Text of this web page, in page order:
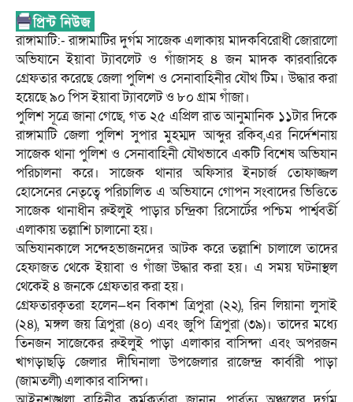
রাঙ্গামাটি:- রাঙ্গামাটির দুর্গম সাজেক এলাকায় মাদকবিরোধী জোরালো
অভিযানে ইয়াবা ট্যাবলেট ও গাঁজাসহ ৪ জন মাদক কারবারিকে
গ্রেফতার করেছে জেলা পুলিশ ও সেনাবাহিনীর যৌথ টিম। উদ্ধার করা
হয়েছে ৯০ পিস ইয়াবা ট্যাবলেট ও ৮০ গ্রাম গাঁজা।
পুলিশ সূত্রে জানা গেছে, গত ২৫ এপ্রিল রাত আনুমানিক ১১টার দিকে
রাঙ্গামাটি জেলা পুলিশ সুপার মুহম্মদ আব্দুর রকিব,এর নির্দেশনায়
সাজেক থানা পুলিশ ও সেনাবাহিনী যৌথভাবে একটি বিশেষ অভিযান
পরিচালনা করে। সাজেক থানার অফিসার ইনচার্জ তোফাজ্জল
হোসেনের নেতৃত্বে পরিচালিত এ অভিযানে গোপন সংবাদের ভিত্তিতে
সাজেক থানাধীন রুইলুই পাড়ার চন্দ্রিকা রিসোর্টের পশ্চিম পার্শ্ববর্তী
এলাকায় তল্লাশি চালানো হয়।
অভিযানকালে সন্দেহভাজনদের আটক করে তল্লাশি চালালে তাদের
হেফাজত থেকে ইয়াবা ও গাঁজা উদ্ধার করা হয়। এ সময় ঘটনাস্থল
থেকেই ৪ জনকে গ্রেফতার করা হয়।
গ্রেফতারকৃতরা হলেন—ধন বিকাশ ত্রিপুরা (২২), রিন লিয়ানা লুসাই
(২৪), মঙ্গল জয় ত্রিপুরা (৪০) এবং জুপি ত্রিপুরা (৩৯)। তাদের মধ্যে
তিনজন সাজেকের রুইলুই পাড়া এলাকার বাসিন্দা এবং অপরজন
খাগড়াছড়ি জেলার দীঘিনালা উপজেলার রাজেন্দ্র কার্বারী পাড়া
(জামতলী) এলাকার বাসিন্দা।